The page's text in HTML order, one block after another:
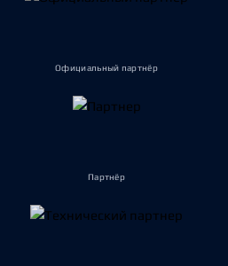
Официальный партнёр
Партнёр